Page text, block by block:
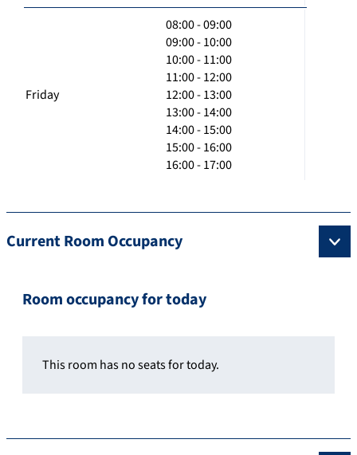
Friday
08:00 - 09:00
09:00 - 10:00
10:00 - 11:00
11:00 - 12:00
12:00 - 13:00
13:00 - 14:00
14:00 - 15:00
15:00 - 16:00
16:00 - 17:00
Current Room Occupancy
Room occupancy for today
This room has no seats for today.